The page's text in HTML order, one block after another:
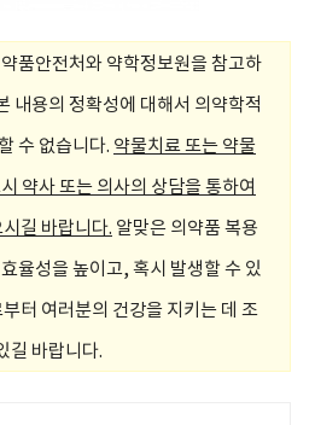
품안전처와 약학정보원을 참고하
내용의 정확성에 대해서 의약학적
수 없습니다. 약물치료 또는 약물
약사 또는 의사의 상담을 통하여
길 바랍니다. 알맞은 의약품 복용
율성을 높이고, 혹시 발생할 수 있
터 여러분의 건강을 지키는 데 조
길 바랍니다.